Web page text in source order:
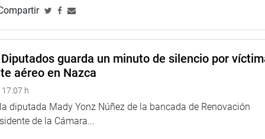
guarda un minuto de silencio por
aéreo en Nazca
h
diputada Mady Yonz Núñez de la bancada de Renovación
de la Cámara...